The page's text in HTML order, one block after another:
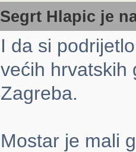
Segrt Hlapic je
I da si
većih hrvatskih
Zagreba.
Mostar je mali